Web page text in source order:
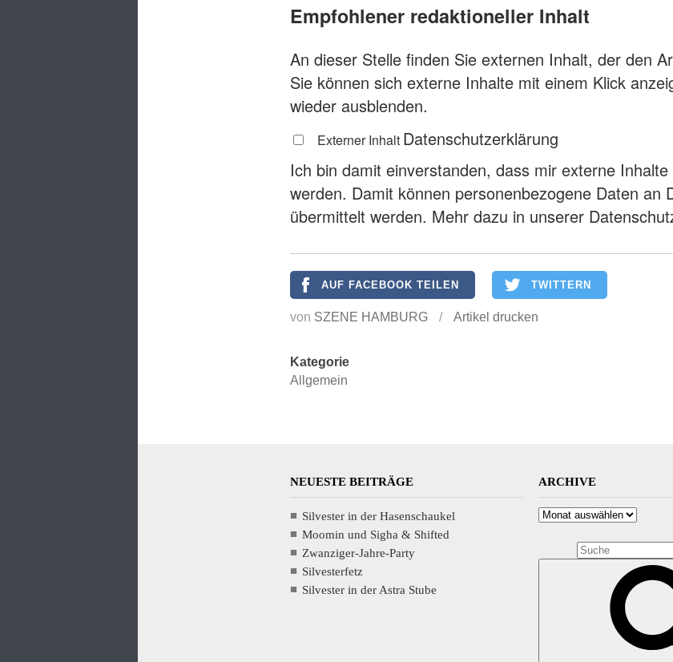
Empfohlener redaktioneller Inhalt
An dieser Stelle finden Sie externen Inhalt, der den
Sie können sich externe Inhalte mit einem Klick
wieder ausblenden.
Externer Inhalt Datenschutzerklärung
Ich bin damit einverstanden, dass mir externe Inhalte
werden. Damit können personenbezogene Daten an
übermittelt werden. Mehr dazu in unserer
AUF FACEBOOK TEILEN TWITTERN
von SZENE HAMBURG / Artikel drucken
Kategorie
Allgemein
NEUESTE BEITRÄGE
Silvester in der Hasenschaukel
Moomin und Sigha & Shifted
Zwanziger-Jahre-Party
Silvesterfetz
Silvester in der Astra Stube
ARCHIVE
Archive